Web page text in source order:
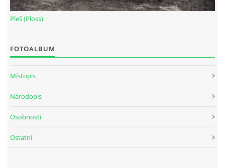
Pleš (Ploss)
FOTOALBUM
Místopis
Národopis
Osobnosti
Ostatní